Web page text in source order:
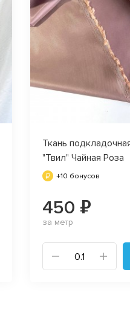
Ткань
"Твил" Чайная Роза
+10 бонусов
450 ₽
за метр